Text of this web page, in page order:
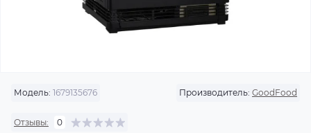
Модель: 1679135676 Производитель: GoodFood
Отзывы: 0